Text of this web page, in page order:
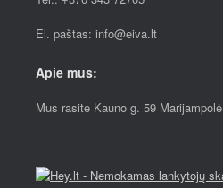
El. paštas: info@eiva.lt
Apie mus:
Mus rasite Kauno g. 59 Marijampolė